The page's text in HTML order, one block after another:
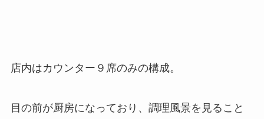
店内はカウンター９席のみの構成。
目の前が厨房になっており、調理風景を見ること